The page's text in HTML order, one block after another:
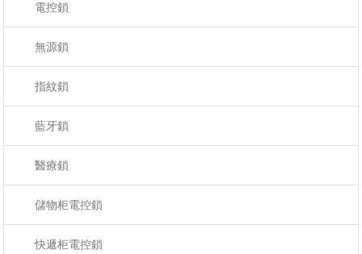
電控鎖
無源鎖
指紋鎖
藍牙鎖
醫療鎖
儲物柜電控鎖
快遞柜電控鎖